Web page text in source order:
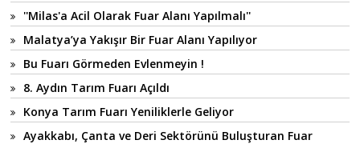
''Milas'a Acil Olarak Fuar Alanı Yapılmalı''
Malatya’ya Yakışır Bir Fuar Alanı Yapılıyor
Bu Fuarı Görmeden Evlenmeyin !
8. Aydın Tarım Fuarı Açıldı
Konya Tarım Fuarı Yeniliklerle Geliyor
Ayakkabı, Çanta ve Deri Sektörünü Buluşturan Fuar